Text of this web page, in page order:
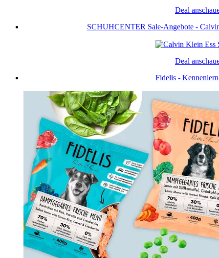
Deal
SCHUHCENTER Sale-Angebote -
Deal
Fidelis -